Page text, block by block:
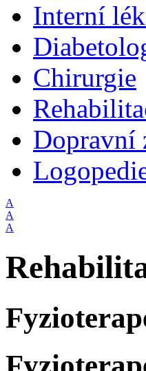
Interní
Chirurgie
Dopravní
A
A
A